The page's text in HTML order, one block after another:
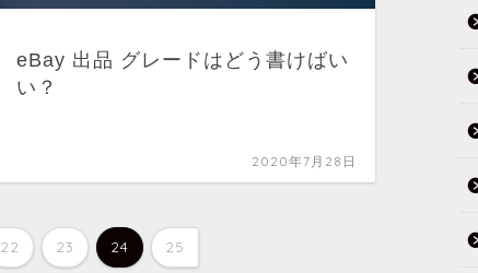
eBay 出品 グレードはどう書けばい
い？
2020年7月28日
22 23 24 25